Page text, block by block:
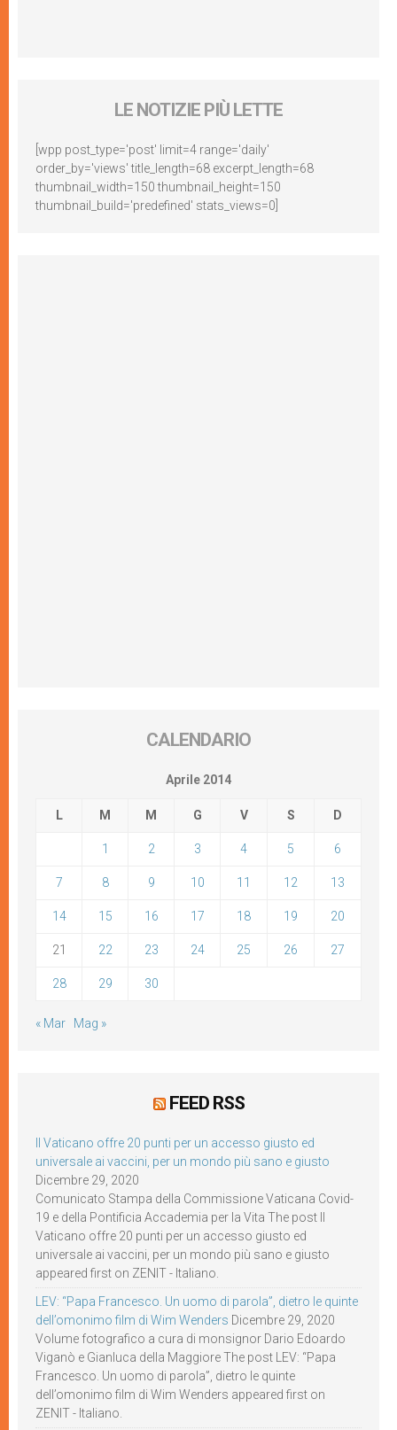
LE NOTIZIE PIÙ LETTE
[wpp post_type='post' limit=4 range='daily'
order_by='views' title_length=68 excerpt_length=68
thumbnail_width=150 thumbnail_height=150
thumbnail_build='predefined' stats_views=0]
CALENDARIO
Aprile 2014
L M M G V S D
1 2 3 4 5 6
7 8 9 10 11 12 13
14 15 16 17 18 19 20
21 22 23 24 25 26 27
28 29 30
« Mar Mag »
FEED RSS
Il Vaticano offre 20 punti per un accesso giusto ed
universale ai vaccini, per un mondo più sano e giusto
Dicembre 29, 2020
Comunicato Stampa della Commissione Vaticana Covid-
19 e della Pontificia Accademia per la Vita The post Il
Vaticano offre 20 punti per un accesso giusto ed
universale ai vaccini, per un mondo più sano e giusto
appeared first on ZENIT - Italiano.
LEV: “Papa Francesco. Un uomo di parola”, dietro le quinte
dell’omonimo film di Wim Wenders Dicembre 29, 2020
Volume fotografico a cura di monsignor Dario Edoardo
Viganò e Gianluca della Maggiore The post LEV: “Papa
Francesco. Un uomo di parola”, dietro le quinte
dell’omonimo film di Wim Wenders appeared first on
ZENIT - Italiano.